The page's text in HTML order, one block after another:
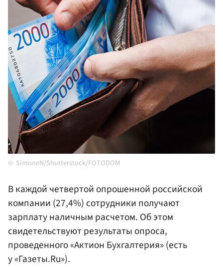
SimoneN/Shutterstock/FOTODOM
В каждой четвертой опрошенной российской
компании (27,4%) сотрудники получают
зарплату наличным расчетом. Об этом
свидетельствуют результаты опроса,
проведенного «Актион Бухгалтерия» (есть
у «Газеты.Ru»).